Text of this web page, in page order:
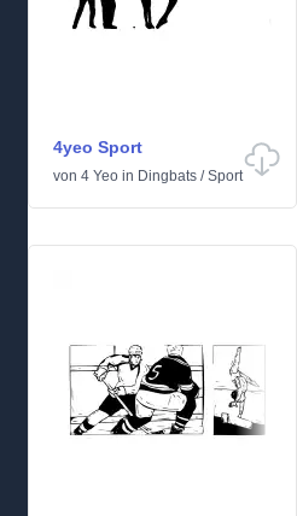
4yeo Sport
von 4 Yeo in Dingbats /Sport